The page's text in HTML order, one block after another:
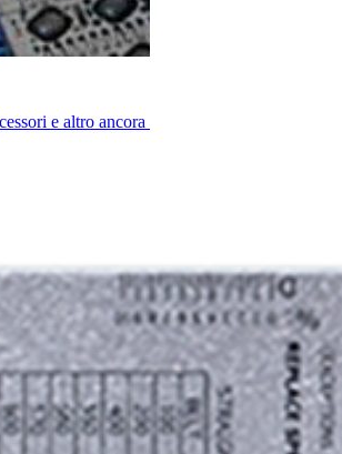
e altro ancora